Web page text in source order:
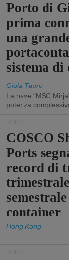
Porto di
prima
una
sistema
Gioia Tauro
La nave “MSC
potenza
COSCO
Ports
record di
container
Hong Kong